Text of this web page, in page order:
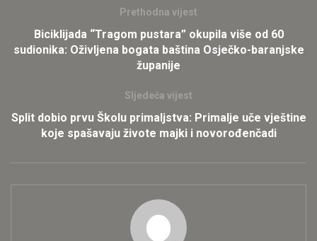
Prethodna vijest
Biciklijada “Tragom pustara” okupila više od 60
sudionika: Oživljena bogata baština Osječko-baranjske
županije
Sljedeća vijest
Split dobio prvu Školu primaljstva: Primalje uče vještine
koje spašavaju živote majki i novorođenčadi